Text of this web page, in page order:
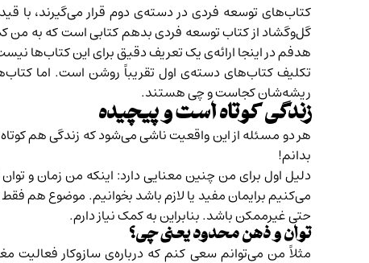
کتاب‌های توسعه‌ فردی در دسته‌ی دوم قرار می‌گیرند، با
گل‌وگشاد از کتاب توسعه‌ فردی بدهم کتابی است که به من
هدفم در اینجا ارائه‌ی یک تعریف دقیق برای این کتاب‌ها
تکلیف کتاب‌های دسته‌ی اول تقریباً روشن است. اما
ریشه‌شان کجاست و چی هستند.
زندگی کوتاه است و پیچیده
هر دو مسئله‌ از این واقعیت ناشی می‌شود که زندگی هم
بدانم!
دلیل اول برای من چنین معنایی دارد: اینکه من زمان و
می‌کنیم برایمان مفید یا لازم باشد بخوانیم. موضوع
حتی غیرممکن باشد. بنابراین به کمک نیاز دارم.
توان و ذهن محدود یعنی چی؟
مثلاً من می‌توانم سعی کنم که درباره‌ی سازوکار فعالیت